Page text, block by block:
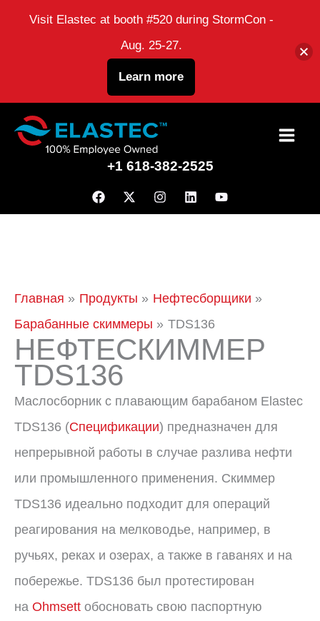
перейти
+1 618-382-2525
Главная Продукты
Нефтесборщики
Барабанные скиммеры
TDS136
НЕФТЕСКИММЕР
TDS136
Маслосборник с плавающим барабаном Elastec
TDS136 (Спецификации) предназначен для
непрерывной работы в случае разлива нефти
или промышленного применения. Скиммер
TDS136 идеально подходит для операций
реагирования на мелководье, например, в
ручьях, реках и озерах, а также в гаванях и на
побережье. TDS136 был протестирован
на Ohmsett обосновать свою паспортную
Visit Elastec at booth #520 during StormCon -
Aug. 25-27.
Learn more